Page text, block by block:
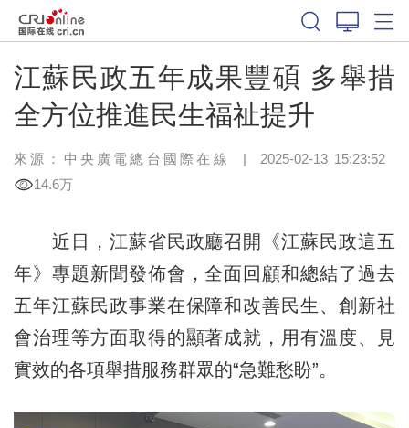
江蘇民政五年成果豐碩 多舉措
全方位推進民生福祉提升
來源：中央廣電總台國際在線 | 2025-02-13 15:23:52
14.6万
近日，江蘇省民政廳召開《江蘇民政這五
年》專題新聞發佈會，全面回顧和總結了過去
五年江蘇民政事業在保障和改善民生、創新社
會治理等方面取得的顯著成就，用有溫度、見
實效的各項舉措服務群眾的“急難愁盼”。